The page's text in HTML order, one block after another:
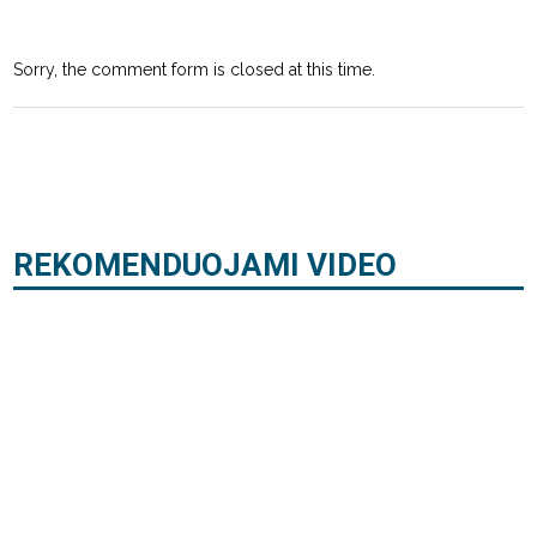
Sorry, the comment form is closed at this time.
REKOMENDUOJAMI VIDEO